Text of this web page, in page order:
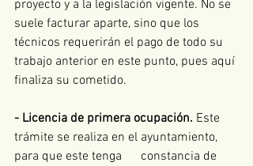
proyecto y a la legislación vigente. No se
suele facturar aparte, sino que los
técnicos requerirán el pago de todo su
trabajo anterior en este punto, pues aquí
finaliza su cometido.
- Licencia de primera ocupación. Este
trámite se realiza en el ayuntamiento,
para que este tenga      constancia de